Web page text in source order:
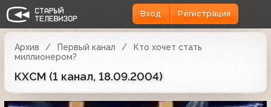
Вход Регистрация
Архив Первый канал
Кто хочет стать
миллионером?
КХСМ (1 канал, 18.09.2004)